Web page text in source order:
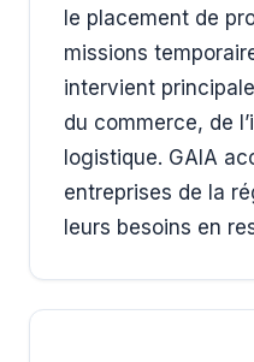
le placement de
missions
intervient
du commerce, de
logistique. GAIA
entreprises de la
leurs besoins en